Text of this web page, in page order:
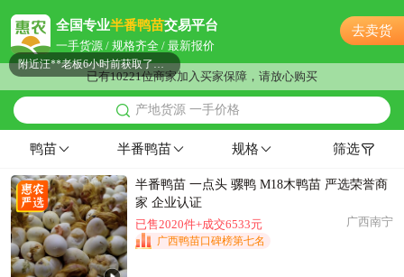
全国专业半番鸭苗交易平台
一手货源 / 规格齐全 / 最新报价
去卖货
已有10221位商家加入买家保障，请放心购买
产地货源 一手价格
附近朱**老板33分钟前询价供应商
附近邓**老板12分钟前获取了报价
附近汪**老板6小时前获取了报价
附近卢**老板32分钟前获取了报价
附近洪**老板21小时前看了商品
附近夏**老板11小时前询价供应商
附近钱**老板5小时前询价供应商
附近沈**老板39分钟前看了商品
附近江**老板26分钟前看了商品
鸭苗 半番鸭苗 规格 筛选
半番鸭苗 一点头 骡鸭 M18木鸭苗 严选荣誉商
家 企业认证
已售2020件+成交6533元
广西南宁
广西鸭苗口碑榜第七名